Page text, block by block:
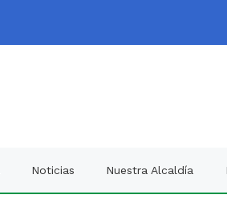
Noticias Nuestra Alcaldía